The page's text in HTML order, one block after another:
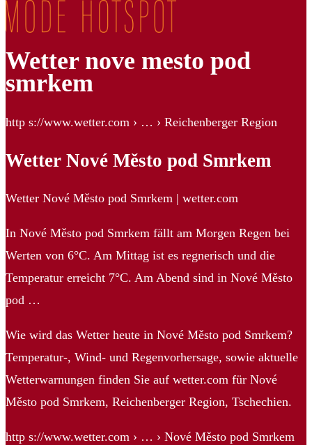
Wetter nove mesto pod
smrkem
http s://www.wetter.com › … › Reichenberger Region
Wetter Nové Město pod Smrkem
Wetter Nové Město pod Smrkem | wetter.com
In Nové Město pod Smrkem fällt am Morgen Regen bei
Werten von 6°C. Am Mittag ist es regnerisch und die
Temperatur erreicht 7°C. Am Abend sind in Nové Město
pod …
Wie wird das Wetter heute in Nové Město pod Smrkem?
Temperatur-, Wind- und Regenvorhersage, sowie aktuelle
Wetterwarnungen finden Sie auf wetter.com für Nové
Město pod Smrkem, Reichenberger Region, Tschechien.
http s://www.wetter.com › … › Nové Město pod Smrkem